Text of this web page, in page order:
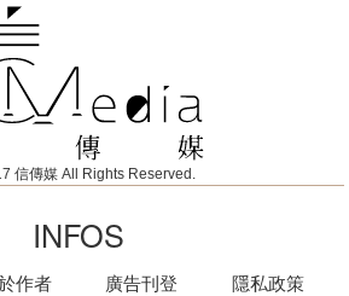
信傳媒 All Rights Reserved.
INFOS
作者 廣告刊登 隱私政策